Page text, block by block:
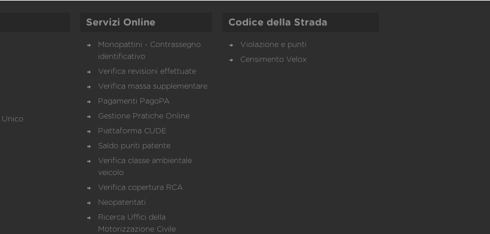
Unico
Servizi Online
Monopattini - Contrassegno
identificativo
Verifica revisioni effettuate
Verifica massa supplementare
Pagamenti PagoPA
Gestione Pratiche Online
Piattaforma CUDE
Saldo punti patente
Verifica classe ambientale
veicolo
Verifica copertura RCA
Neopatentati
Ricerca Uffici della
Motorizzazione Civile
Codice della Strada
Violazione e punti
Censimento Velox